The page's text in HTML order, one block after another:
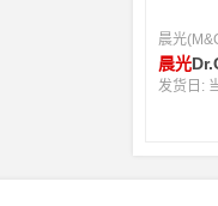
晨光
晨光
发货日: